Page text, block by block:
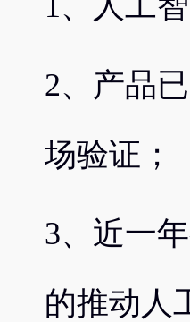
2、产品
场验证；
3、近一
的推动人